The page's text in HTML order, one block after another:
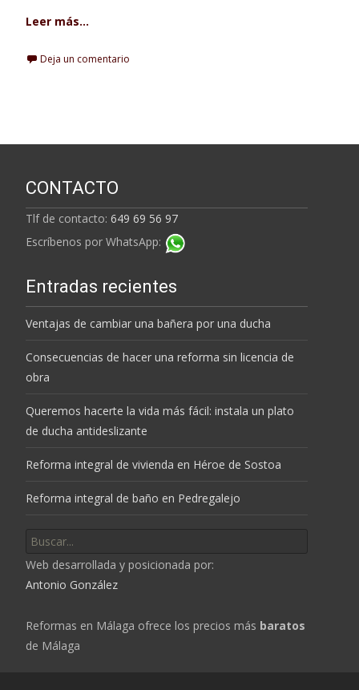
Leer más…
Deja un comentario
CONTACTO
Tlf de contacto: 649 69 56 97
Escríbenos por WhatsApp:
Entradas recientes
Ventajas de cambiar una bañera por una ducha
Consecuencias de hacer una reforma sin licencia de
obra
Queremos hacerte la vida más fácil: instala un plato
de ducha antideslizante
Reforma integral de vivienda en Héroe de Sostoa
Reforma integral de baño en Pedregalejo
por:
Web desarrollada y posicionada por:
Antonio González
Reformas en Málaga ofrece los precios más baratos
de Málaga